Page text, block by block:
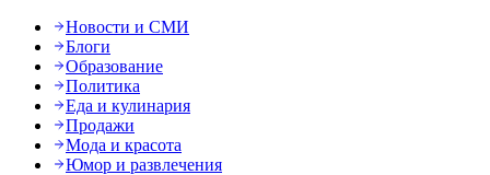
Новости и СМИ
Блоги
Образование
Политика
Еда и кулинария
Продажи
Мода и красота
Юмор и развлечения